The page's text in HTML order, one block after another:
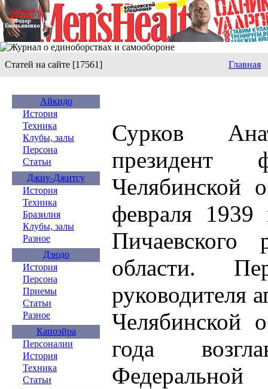
Статей на сайте [17561] Главная
Айкидо
История
Техника
Клубы, залы
Персона
Статьи
Джиу-Джитсу
История
Техника
Бразилия
Клубы, залы
Разное
Дзюдо
История
Персона
Приемы
Статьи
Разное
Капоэйра
Персоналии
История
Техника
Статьи
Сурков
президент
Челябинской
февраля 1939
Пичаевского
области.
руководителя
Челябинской
года
Федеральной